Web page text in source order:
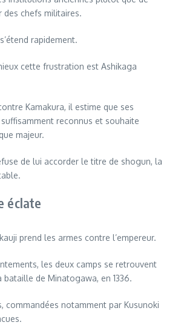
chefs militaires.
rapidement.
cette frustration est Ashikaga
Kamakura, il estime que ses
reconnus et souhaite
majeur.
de lui accorder le titre de shogun, la
éclate
prend les armes contre l’empereur.
les deux camps se retrouvent
de Minatogawa, en 1336.
commandées notamment par Kusunoki